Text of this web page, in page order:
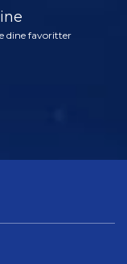
dine favoritter